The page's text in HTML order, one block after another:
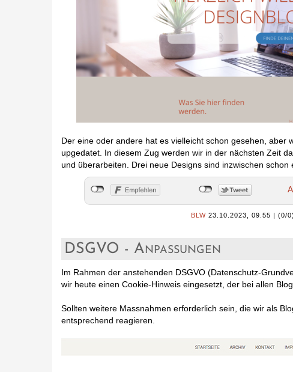
Der eine oder andere hat es vielleicht schon gesehen, aber
upgedatet. In diesem Zug werden wir in der nächsten Zeit
und überarbeiten. Drei neue Designs sind inzwischen
BLW 23.10.2023, 09.55 | (0/0)
DSGVO - Anpassungen
Im Rahmen der anstehenden DSGVO (Datenschutz-
wir heute einen Cookie-Hinweis eingesetzt, der bei allen
Sollten weitere Massnahmen erforderlich sein, die wir als
entsprechend reagieren.